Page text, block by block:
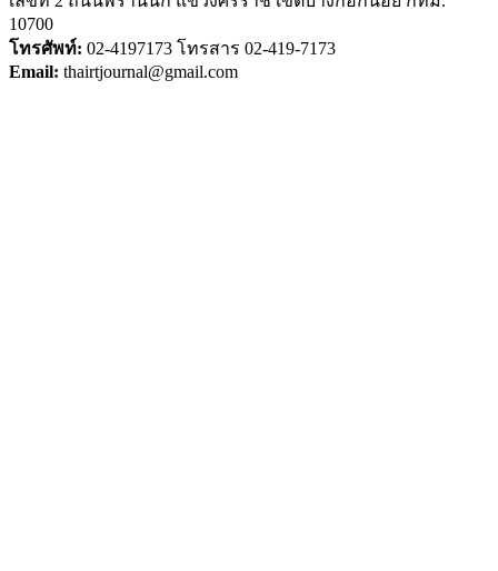
10700
โทรศัพท์: 02-4197173 โทรสาร 02-419-7173
Email: thairtjournal@gmail.com